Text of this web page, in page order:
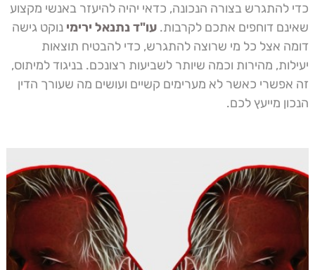
כדי להתגרש בצורה הנכונה, כדאי יהיה להיעזר באנשי מקצוע
שאינם דוחפים אתכם לקרבות. עו"ד נתנאל ירימי נוקט גישה
דומה אצל כל מי שרוצה להתגרש, כדי להבטיח תוצאות
יעילות, מהירות וכמה שיותר לשביעות רצונכם. בניגוד למיתוס,
זה אפשרי כאשר לא מערימים קשיים ועושים מה שעורך הדין
הנכון מייעץ לכם.